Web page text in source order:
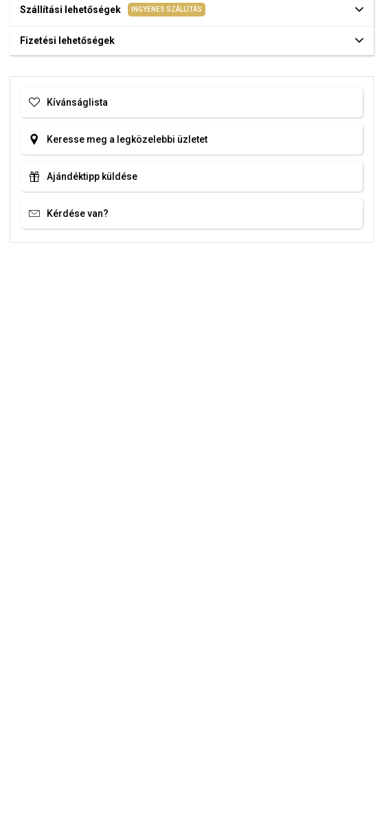
Szállítási lehetőségek INGYENES SZÁLLÍTÁS
Fizetési lehetőségek
Kívánságlista
Keresse meg a legközelebbi üzletet
Ajándéktipp küldése
Kérdése van?